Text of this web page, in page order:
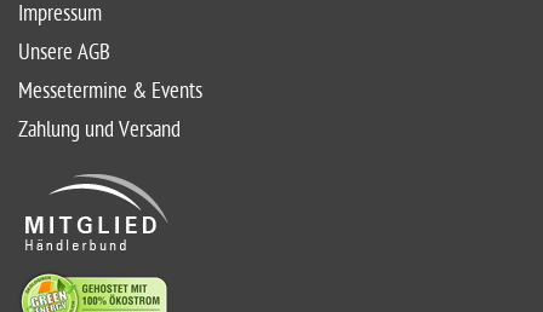
Impressum
Unsere AGB
Messetermine & Events
Zahlung und Versand